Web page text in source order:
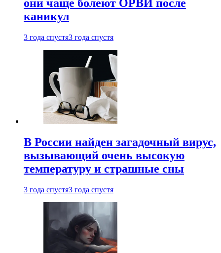
они чаще болеют ОРВИ после
каникул
3 года спустя3 года спустя
В России найден загадочный вирус,
вызывающий очень высокую
температуру и страшные сны
3 года спустя3 года спустя